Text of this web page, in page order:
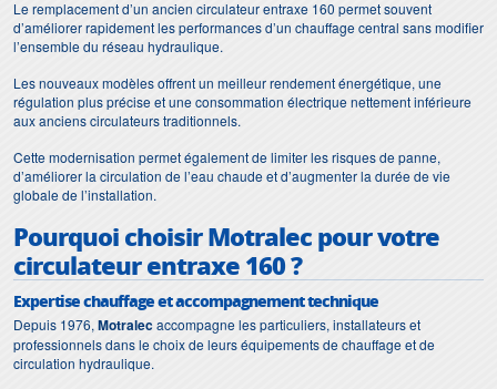
Le remplacement d’un ancien circulateur entraxe 160 permet souvent
d’améliorer rapidement les performances d’un chauffage central sans modifier
l’ensemble du réseau hydraulique.
Les nouveaux modèles offrent un meilleur rendement énergétique, une
régulation plus précise et une consommation électrique nettement inférieure
aux anciens circulateurs traditionnels.
Cette modernisation permet également de limiter les risques de panne,
d’améliorer la circulation de l’eau chaude et d’augmenter la durée de vie
globale de l’installation.
Pourquoi choisir Motralec pour votre
circulateur entraxe 160 ?
Expertise chauffage et accompagnement technique
Depuis 1976, Motralecaccompagne les particuliers, installateurs et
professionnels dans le choix de leurs équipements de chauffage et de
circulation hydraulique.